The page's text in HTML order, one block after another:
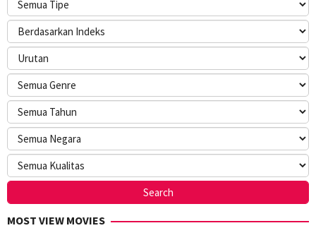
MOST VIEW MOVIES